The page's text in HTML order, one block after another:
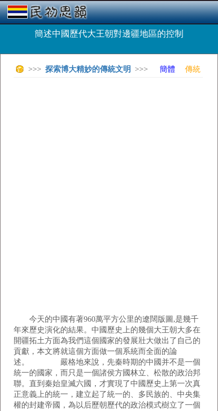
簡述中國歷代大王朝對邊疆地區的控制
>>> 探索博大精妙的傳統文明 >>> 簡體 傳統
今天的中國有著960萬平方公里的遼闊版圖,是幾千
年來歷史演化的結果。中國歷史上的幾個大王朝大多在
開疆拓土方面為我們這個國家的發展壯大做出了自己的
貢獻，本文將就這個方面做一個系統而全面的論
述。 嚴格地來說，先秦時期的中國并不是一個
統一的國家，而只是一個諸侯方國林立、松散的政治邦
聯。直到秦始皇滅六國，才實現了中國歷史上第一次真
正意義上的統一，建立起了統一的、多民族的、中央集
權的封建帝國，為以后歷朝歷代的政治模式樹立了一個